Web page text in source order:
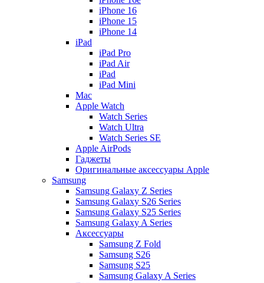
iPhone 16
iPhone 15
iPhone 14
iPad
iPad Pro
iPad Air
iPad
iPad Mini
Mac
Apple Watch
Watch Series
Watch Ultra
Watch Series SE
Apple AirPods
Гаджеты
Оригинальные аксессуары Apple
Samsung
Samsung Galaxy Z Series
Samsung Galaxy S26 Series
Samsung Galaxy S25 Series
Samsung Galaxy A Series
Аксессуары
Samsung Z Fold
Samsung S26
Samsung S25
Samsung Galaxy A Series